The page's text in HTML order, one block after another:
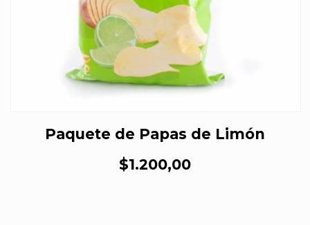
Paquete de Papas de Limón
$1.200,00